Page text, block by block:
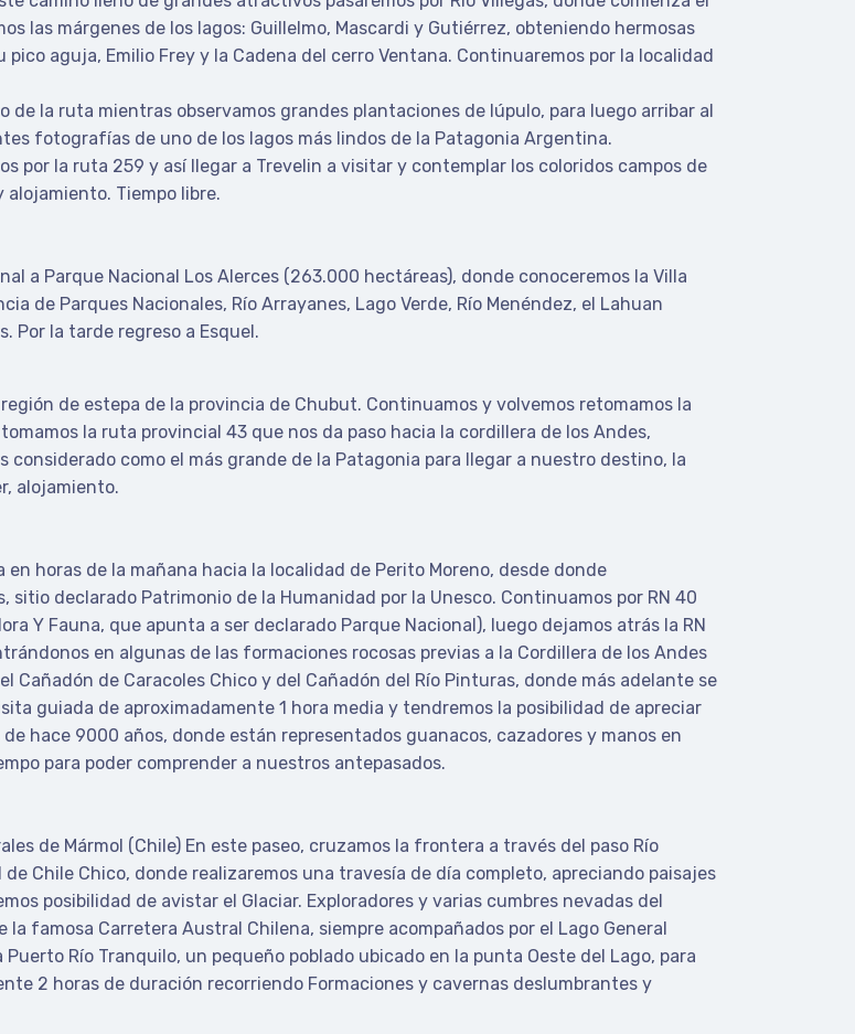
las márgenes de los lagos: Guillelmo, Mascardi y Gutiérrez, obteniendo hermosas
aguja, Emilio Frey y la Cadena del cerro Ventana. Continuaremos por la localidad
la ruta mientras observamos grandes plantaciones de lúpulo, para luego arribar al
fotografías de uno de los lagos más lindos de la Patagonia Argentina.
por la ruta 259 y así llegar a Trevelin a visitar y contemplar los coloridos campos de
alojamiento. Tiempo libre.
a Parque Nacional Los Alerces (263.000 hectáreas), donde conoceremos la Villa
de Parques Nacionales, Río Arrayanes, Lago Verde, Río Menéndez, el Lahuan
Por la tarde regreso a Esquel.
de estepa de la provincia de Chubut. Continuamos y volvemos retomamos la
la ruta provincial 43 que nos da paso hacia la cordillera de los Andes,
como el más grande de la Patagonia para llegar a nuestro destino, la
alojamiento.
horas de la mañana hacia la localidad de Perito Moreno, desde donde
sitio declarado Patrimonio de la Humanidad por la Unesco. Continuamos por RN 40
Y Fauna, que apunta a ser declarado Parque Nacional), luego dejamos atrás la RN
en algunas de las formaciones rocosas previas a la Cordillera de los Andes
Cañadón de Caracoles Chico y del Cañadón del Río Pinturas, donde más adelante se
guiada de aproximadamente 1 hora media y tendremos la posibilidad de apreciar
hace 9000 años, donde están representados guanacos, cazadores y manos en
para poder comprender a nuestros antepasados.
de Mármol (Chile) En este paseo, cruzamos la frontera a través del paso Río
Chile Chico, donde realizaremos una travesía de día completo, apreciando paisajes
posibilidad de avistar el Glaciar. Exploradores y varias cumbres nevadas del
famosa Carretera Austral Chilena, siempre acompañados por el Lago General
Río Tranquilo, un pequeño poblado ubicado en la punta Oeste del Lago, para
2 horas de duración recorriendo Formaciones y cavernas deslumbrantes y